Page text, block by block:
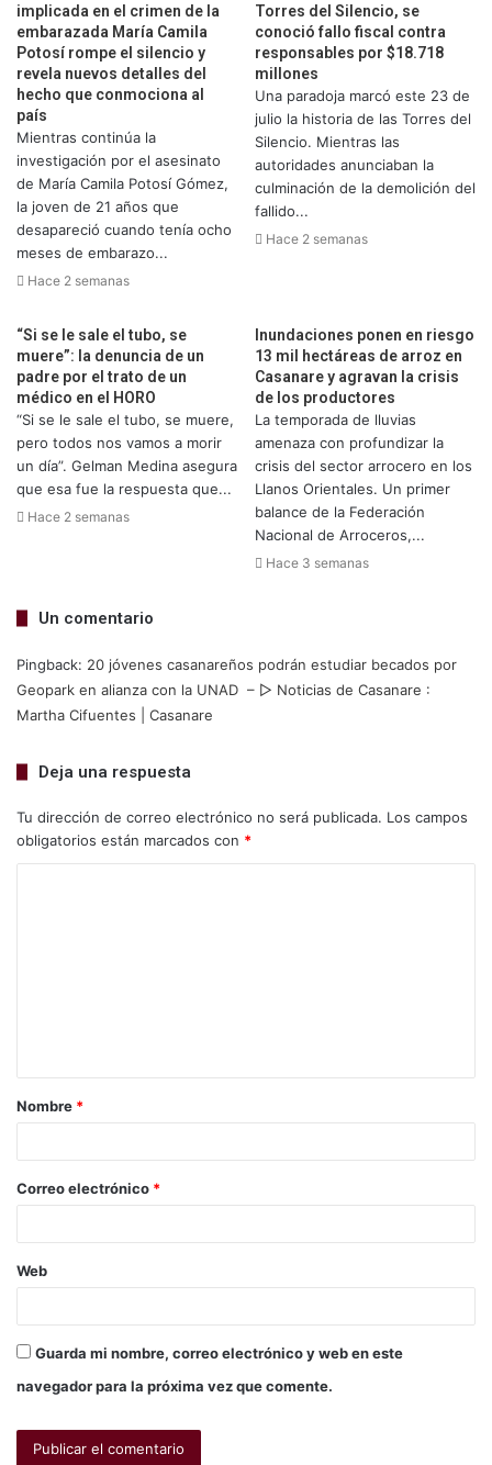
implicada en el crimen de la
embarazada María Camila
Potosí rompe el silencio y
revela nuevos detalles del
hecho que conmociona al
país
Mientras continúa la
investigación por el asesinato
de María Camila Potosí Gómez,
la joven de 21 años que
desapareció cuando tenía ocho
meses de embarazo...
Hace 2 semanas
Torres del Silencio, se
conoció fallo fiscal contra
responsables por $18.718
millones
Una paradoja marcó este 23 de
julio la historia de las Torres del
Silencio. Mientras las
autoridades anunciaban la
culminación de la demolición del
fallido...
Hace 2 semanas
“Si se le sale el tubo, se
muere”: la denuncia de un
padre por el trato de un
médico en el HORO
“Si se le sale el tubo, se muere,
pero todos nos vamos a morir
un día”. Gelman Medina asegura
que esa fue la respuesta que...
Hace 2 semanas
Inundaciones ponen en riesgo
13 mil hectáreas de arroz en
Casanare y agravan la crisis
de los productores
La temporada de lluvias
amenaza con profundizar la
crisis del sector arrocero en los
Llanos Orientales. Un primer
balance de la Federación
Nacional de Arroceros,...
Hace 3 semanas
Un comentario
Pingback: 20 jóvenes casanareños podrán estudiar becados por
Geopark en alianza con la UNAD – ▷ Noticias de Casanare :
Martha Cifuentes | Casanare
Deja una respuesta
Tu dirección de correo electrónico no será publicada. Los campos
obligatorios están marcados con *
Nombre *
Correo electrónico *
Web
Guarda mi nombre, correo electrónico y web en este
navegador para la próxima vez que comente.